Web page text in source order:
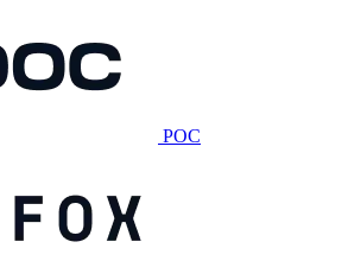
POC